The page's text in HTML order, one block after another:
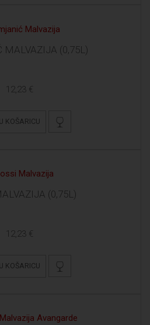
MALVAZIJA (0,75L)
12,23 €
KOŠARICU
(0,75L)
12,23 €
KOŠARICU